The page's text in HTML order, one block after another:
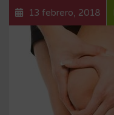
13 febrero, 2018